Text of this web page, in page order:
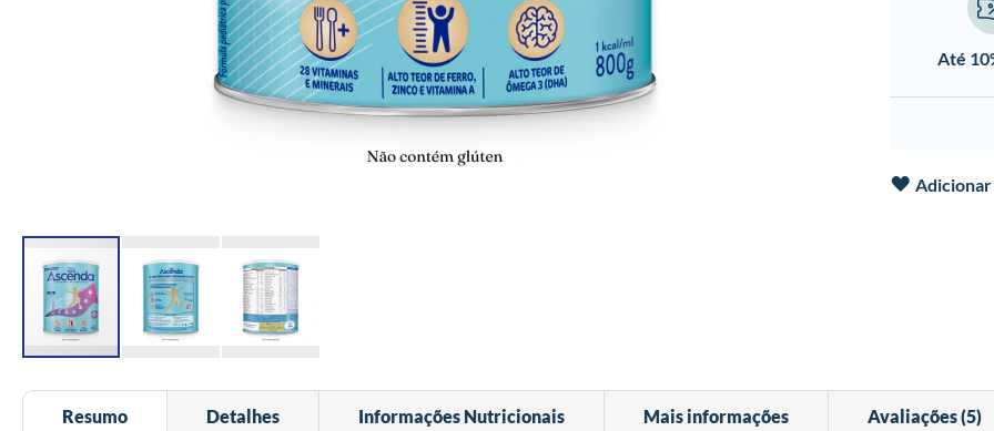
Até
Adicionar
para
Resumo Detalhes Informações Nutricionais Mais informações Avaliações 5